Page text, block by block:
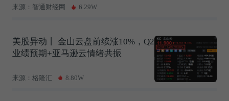
来源：智通财经网 6.29W
美股异动丨 金山云盘前续涨10%，Q2
业绩预期+亚马逊云情绪共振
来源：格隆汇 8.80W